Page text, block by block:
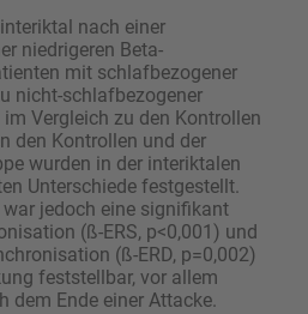
nach einer
niedrigeren Beta-
mit schlafbezogener
nicht-schlafbezogener
Vergleich zu den Kontrollen
den Kontrollen und der
wurden in der interiktalen
Unterschiede festgestellt.
jedoch eine signifikant
(ß-ERS, p<0,001) und
(ß-ERD, p=0,002)
feststellbar, vor allem
dem Ende einer Attacke.